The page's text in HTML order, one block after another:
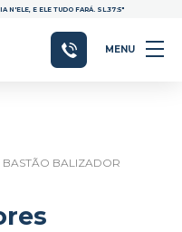
N'ELE, E ELE TUDO FARÁ. SL.37:5"
MENU
BASTÃO BALIZADOR